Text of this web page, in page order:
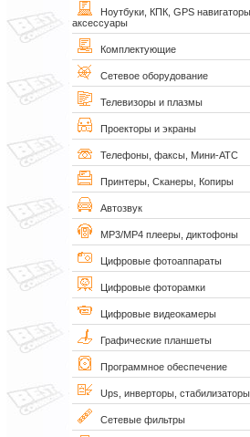
Ноутбуки, КПК, GPS навигаторы,
аксессуары
Комплектующие
Сетевое оборудование
Телевизоры и плазмы
Проекторы и экраны
Телефоны, факсы, Мини-АТС
Принтеры, Сканеры, Копиры
Автозвук
MP3/MP4 плееры, диктофоны
Цифровые фотоаппараты
Цифровые фоторамки
Цифровые видеокамеры
Графические планшеты
Программное обеспечение
Ups, инверторы, стабилизаторы
Сетевые фильтры